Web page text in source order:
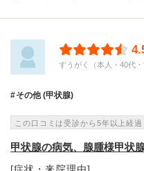
すうがく（本人・40代
その他 (甲状腺)
この口コミは受診から5年以上経過
甲状腺の病気、腺腫様甲状